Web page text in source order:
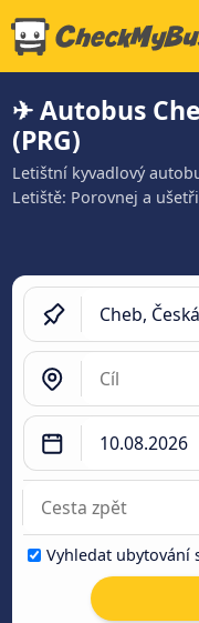
✈ Autobus
(PRG)
Letištní kyvadlový
Letiště: Porovnej a ušetři
Vyhledat ubytování